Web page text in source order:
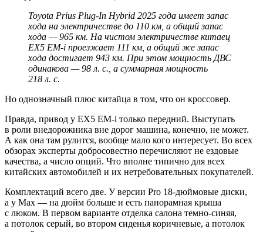
Toyota Prius Plug-In Hybrid 2025 года имеет запас
хода на электричестве до 110 км, а общий запас
хода — 965 км. На чистом электричестве китаец
EX5 EM-i проезжает 111 км, а общий же запас
хода достигает 943 км. При этом мощность ДВС
одинакова — 98 л. с., а суммарная мощность
218 л. с.
Но однозначный плюс китайца в том, что он кроссовер.
Правда, привод у EX5 EM-i только передний. Выступать
в роли внедорожника вне дорог машина, конечно, не может.
А как она там рулится, вообще мало кого интересует. Во всех
обзорах эксперты добросовестно перечисляют не ездовые
качества, а число опций. Что вполне типично для всех
китайских автомобилей и их нетребовательных покупателей.
Комплектаций всего две. У версии Pro 18-дюймовые диски,
а у Max — на дюйм больше и есть панорамная крыша
с люком. В первом варианте отделка салона темно-синяя,
а потолок серый, во втором сиденья коричневые, а потолок